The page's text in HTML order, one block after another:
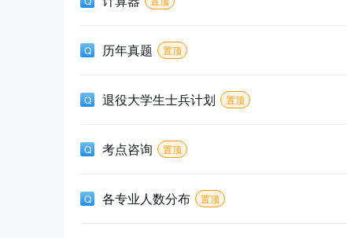
历年真题 置顶
退役大学生士兵计划 置顶
考点咨询 置顶
各专业人数分布 置顶